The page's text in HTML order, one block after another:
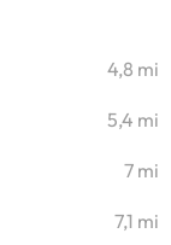
4,8 mi
5,4 mi
7 mi
7,1 mi